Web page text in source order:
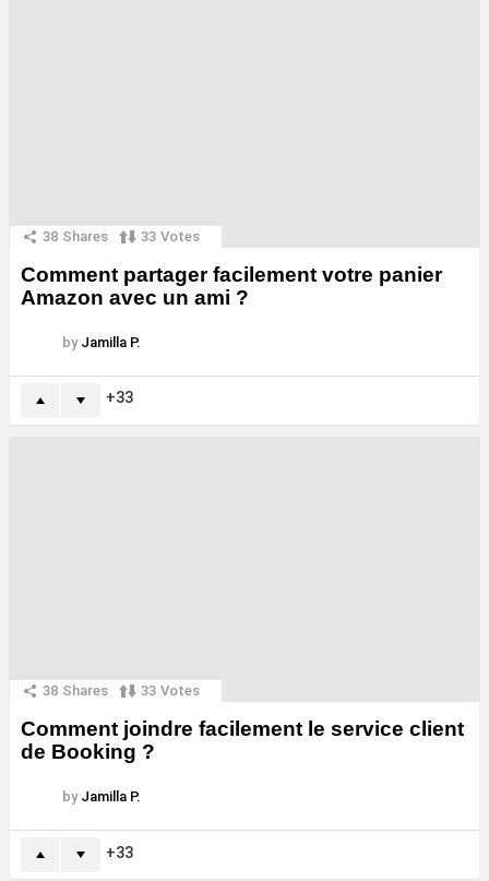
38 Shares 33 Votes
Comment partager facilement votre panier
Amazon avec un ami ?
by Jamilla P.
33
38 Shares 33 Votes
Comment joindre facilement le service client
de Booking ?
by Jamilla P.
33